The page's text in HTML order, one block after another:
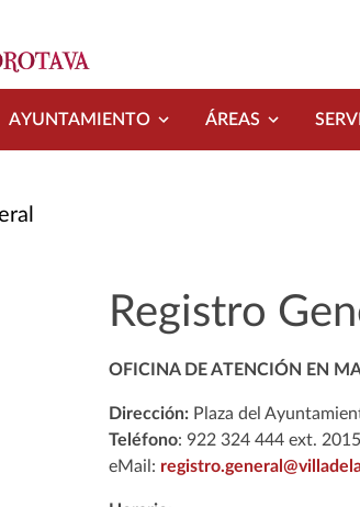
AYUNTAMIENTO ÁREAS
Registro
OFICINA DE ATENCIÓN EN
Dirección:Plaza del
Teléfono: 922 324 444 ext. 2015
eMail: